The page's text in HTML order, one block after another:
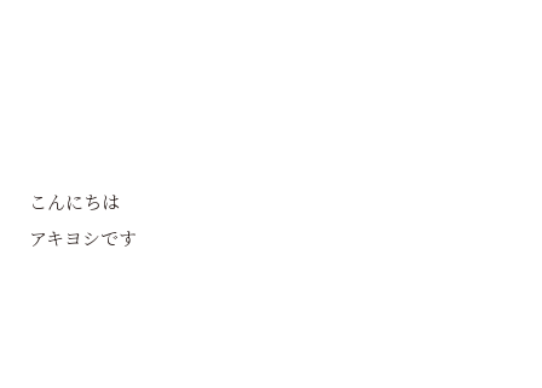
こんにちは
アキヨシです